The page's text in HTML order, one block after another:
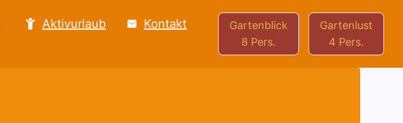
Aktivurlaub Kontakt
Gartenblick
8 Pers.
Gartenlust
4 Pers.